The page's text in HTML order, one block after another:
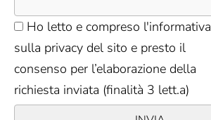
Ho letto e compreso l'informativa
sulla privacy del sito e presto il
consenso per l’elaborazione della
richiesta inviata (finalità 3 lett.a)